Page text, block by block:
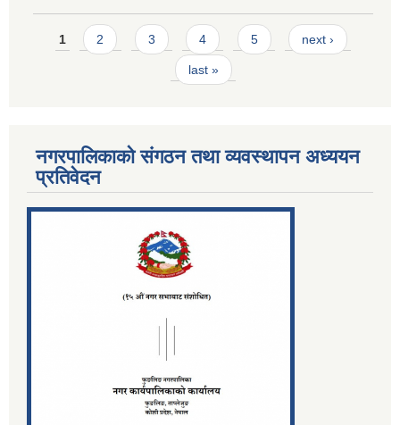
Pages
1 2 3 4 5 next ›
last »
नगरपालिकाको संगठन तथा व्यवस्थापन अध्ययन
प्रतिवेदन